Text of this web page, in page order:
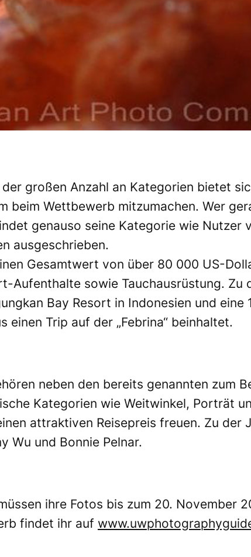
großen Anzahl an Kategorien bietet
beim Wettbewerb mitzumachen. Wer
genauso seine Kategorie wie Nutzer
ausgeschrieben.
Gesamtwert von über 80 000 US-
Aufenthalte sowie Tauchausrüstung. Zu
Bay Resort in Indonesien und
einen Trip auf der „Febrina“ beinhaltet.
neben den bereits genannten zum
Kategorien wie Weitwinkel, Porträt
attraktiven Reisepreis freuen. Zu der
Wu und Bonnie Pelnar.
ihre Fotos bis zum 20. November
findet ihr auf